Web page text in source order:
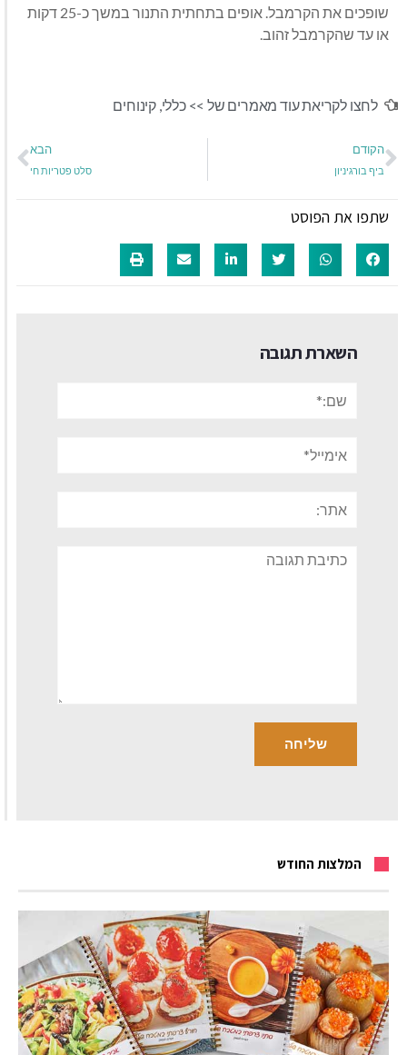
שופכים את הקרמבל. אופים בתחתית התנור במשך כ-25
דקות
או עד שהקרמבל זהוב.
לחצו לקריאת עוד מאמרים של >> כללי,קינוחים
הקודם
ביף בורגיניון
הבא
סלט פטריות חי
שתפו את הפוסט
השארת תגובה
תגובה
המלצות החודש